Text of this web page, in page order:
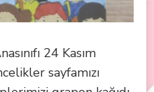
24 Kasım
sayfamızı